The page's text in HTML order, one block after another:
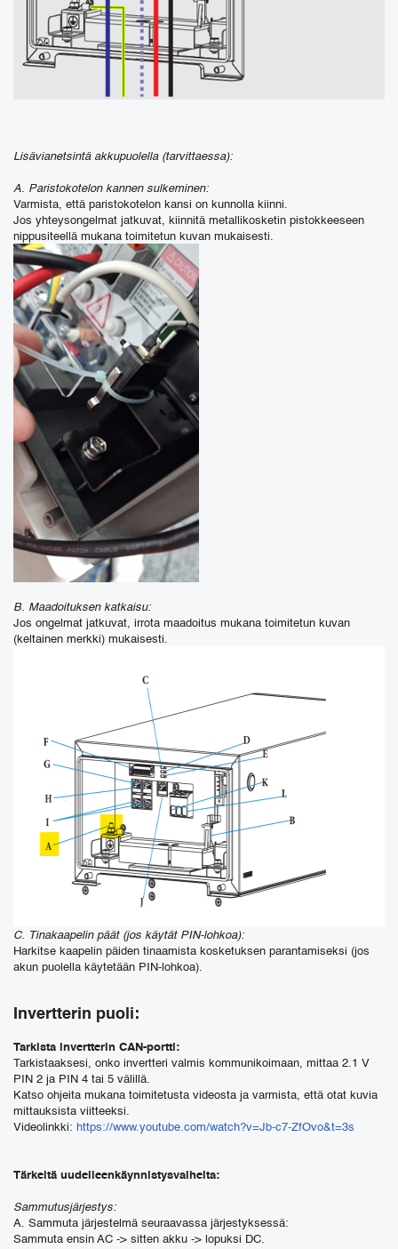
Lisävianetsintä akkupuolella (tarvittaessa):
A. Paristokotelon kannen sulkeminen:
Varmista, että paristokotelon kansi on kunnolla kiinni.
Jos yhteysongelmat jatkuvat, kiinnitä metallikosketin pistokkeeseen
nippusiteellä mukana toimitetun kuvan mukaisesti.
B. Maadoituksen katkaisu:
Jos ongelmat jatkuvat, irrota maadoitus mukana toimitetun kuvan
(keltainen merkki) mukaisesti.
C. Tinakaapelin päät (jos käytät PIN-lohkoa):
Harkitse kaapelin päiden tinaamista kosketuksen parantamiseksi (jos
akun puolella käytetään PIN-lohkoa).
Invertterin puoli:
Tarkista invertterin CAN-portti:
Tarkistaaksesi, onko invertteri valmis kommunikoimaan, mittaa 2.1 V
PIN 2 ja PIN 4 tai 5 välillä.
Katso ohjeita mukana toimitetusta videosta ja varmista, että otat kuvia
mittauksista viitteeksi.
Videolinkki: https://www.youtube.com/watch?v=Jb-c7-ZfOvo&t=3s
Tärkeitä uudelleenkäynnistysvaiheita:
Sammutusjärjestys:
A. Sammuta järjestelmä seuraavassa järjestyksessä:
Sammuta ensin AC -> sitten akku -> lopuksi DC.